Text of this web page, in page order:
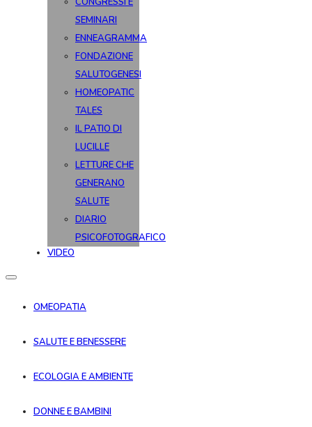
SEMINARI
ENNEAGRAMMA
FONDAZIONE
SALUTOGENESI
HOMEOPATIC
TALES
IL PATIO DI
LUCILLE
LETTURE CHE
GENERANO
SALUTE
DIARIO
PSICOFOTOGRAFICO
VIDEO
OMEOPATIA
SALUTE E BENESSERE
ECOLOGIA E AMBIENTE
DONNE E BAMBINI